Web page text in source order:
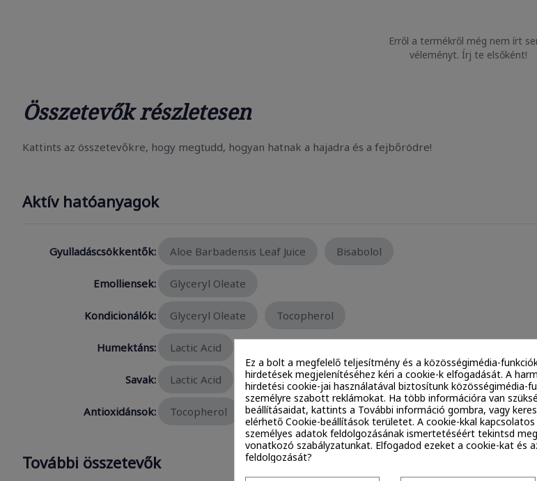
Erről a termékről még nem írt
véleményt. Írj te elsőként!
Összetevők részletesen
Kattints az összetevőkre, hogy megtudd, hogyan hatnak a hajadra és a fejbőrödre!
Aktív hatóanyagok
Gyulladáscsökkentők: Aloe Barbadensis Leaf Juice Bisabolol
Emolliensek: Glyceryl Oleate
Kondicionálók: Glyceryl Oleate Tocopherol
Humektáns: Lactic Acid
Savak: Lactic Acid
Antioxidánsok: Tocopherol Bisabolol Phyllanthus Emblica Fruit Extract
További összetevők
Ez a bolt a megfelelő teljesítmény és a közösségimédia-
hirdetések megjelenítéséhez kéri a cookie-k elfogadását. A
hirdetési cookie-jai használatával biztosítunk közösségimédia-
személyre szabott reklámokat. Ha több információra van
beállításaidat, kattints a További információ gombra, vagy
elérhető Cookie-beállítások területet. A cookie-kkal
személyes adatok feldolgozásának ismertetéséért tekintsd
vonatkozó szabályzatunkat. Elfogadod ezeket a cookie-kat és
feldolgozását?